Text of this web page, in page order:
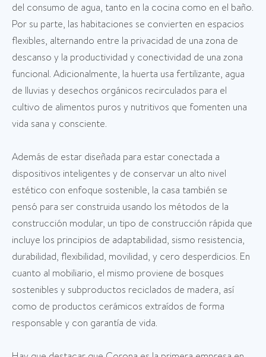
del consumo de agua, tanto en la cocina como en el baño.
Por su parte, las habitaciones se convierten en espacios
flexibles, alternando entre la privacidad de una zona de
descanso y la productividad y conectividad de una zona
funcional. Adicionalmente, la huerta usa fertilizante, agua
de lluvias y desechos orgánicos recirculados para el
cultivo de alimentos puros y nutritivos que fomenten una
vida sana y consciente.
Además de estar diseñada para estar conectada a
dispositivos inteligentes y de conservar un alto nivel
estético con enfoque sostenible, la casa también se
pensó para ser construida usando los métodos de la
construcción modular, un tipo de construcción rápida que
incluye los principios de adaptabilidad, sismo resistencia,
durabilidad, flexibilidad, movilidad, y cero desperdicios. En
cuanto al mobiliario, el mismo proviene de bosques
sostenibles y subproductos reciclados de madera, así
como de productos cerámicos extraídos de forma
responsable y con garantía de vida.